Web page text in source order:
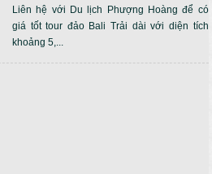
Liên hệ với Du lịch Phượng Hoàng để có
giá tốt tour đảo Bali Trải dài với diện tích
khoảng 5,...